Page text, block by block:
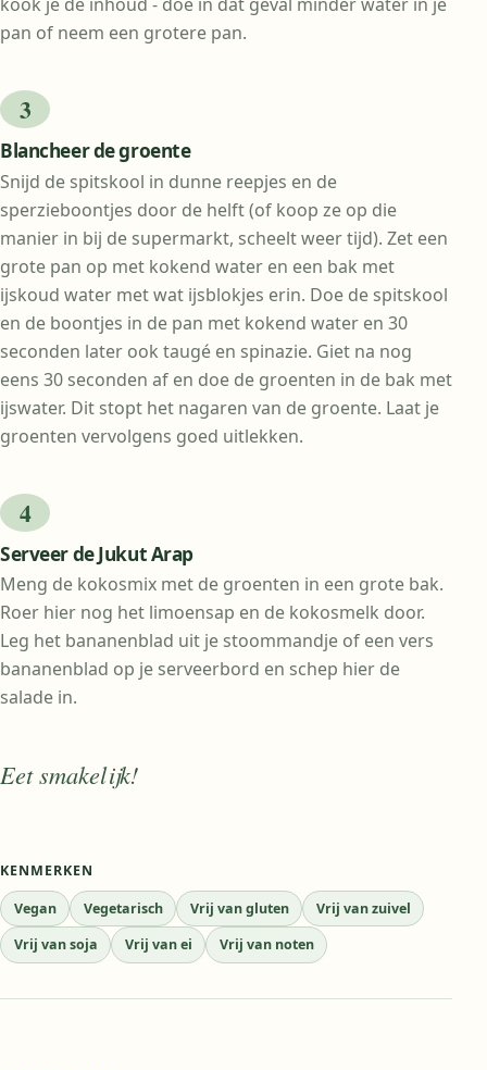
pan of neem een grotere pan.
Blancheer de groente
Snijd de spitskool in dunne reepjes en de
sperzieboontjes door de helft (of koop ze op die
manier in bij de supermarkt, scheelt weer tijd). Zet een
grote pan op met kokend water en een bak met
ijskoud water met wat ijsblokjes erin. Doe de spitskool
en de boontjes in de pan met kokend water en 30
seconden later ook taugé en spinazie. Giet na nog
eens 30 seconden af en doe de groenten in de bak met
ijswater. Dit stopt het nagaren van de groente. Laat je
groenten vervolgens goed uitlekken.
Serveer de Jukut Arap
Meng de kokosmix met de groenten in een grote bak.
Roer hier nog het limoensap en de kokosmelk door.
Leg het bananenblad uit je stoommandje of een vers
bananenblad op je serveerbord en schep hier de
salade in.
Eet smakelijk!
KENMERKEN
Vegan Vegetarisch Vrij van gluten
Vrij van zuivel
Vrij van soja
Vrij van ei Vrij van noten